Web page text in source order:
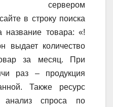
сервером
в строку поиска
название товара: «!
выдает количество
за месяц. При
раз – продукция
Также ресурс
анализ спроса по